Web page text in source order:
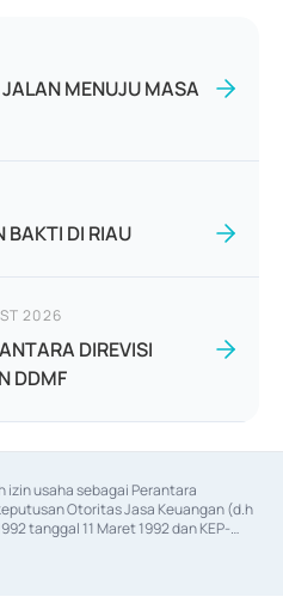
MENUJU MASA
BAKTI DI RIAU
2026
DIREVISI
DDMF
izin usaha sebagai Perantara
Otoritas Jasa Keuangan (d.h
tanggal 11 Maret 1992 dan KEP-
izin usaha sebagai Penjamin Emisi
Jasa Keuangan Nomor KEP-